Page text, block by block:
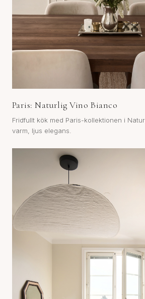
Paris: Naturlig Vino Bianco
Fridfullt kök med Paris-kollektionen i
varm, ljus elegans.